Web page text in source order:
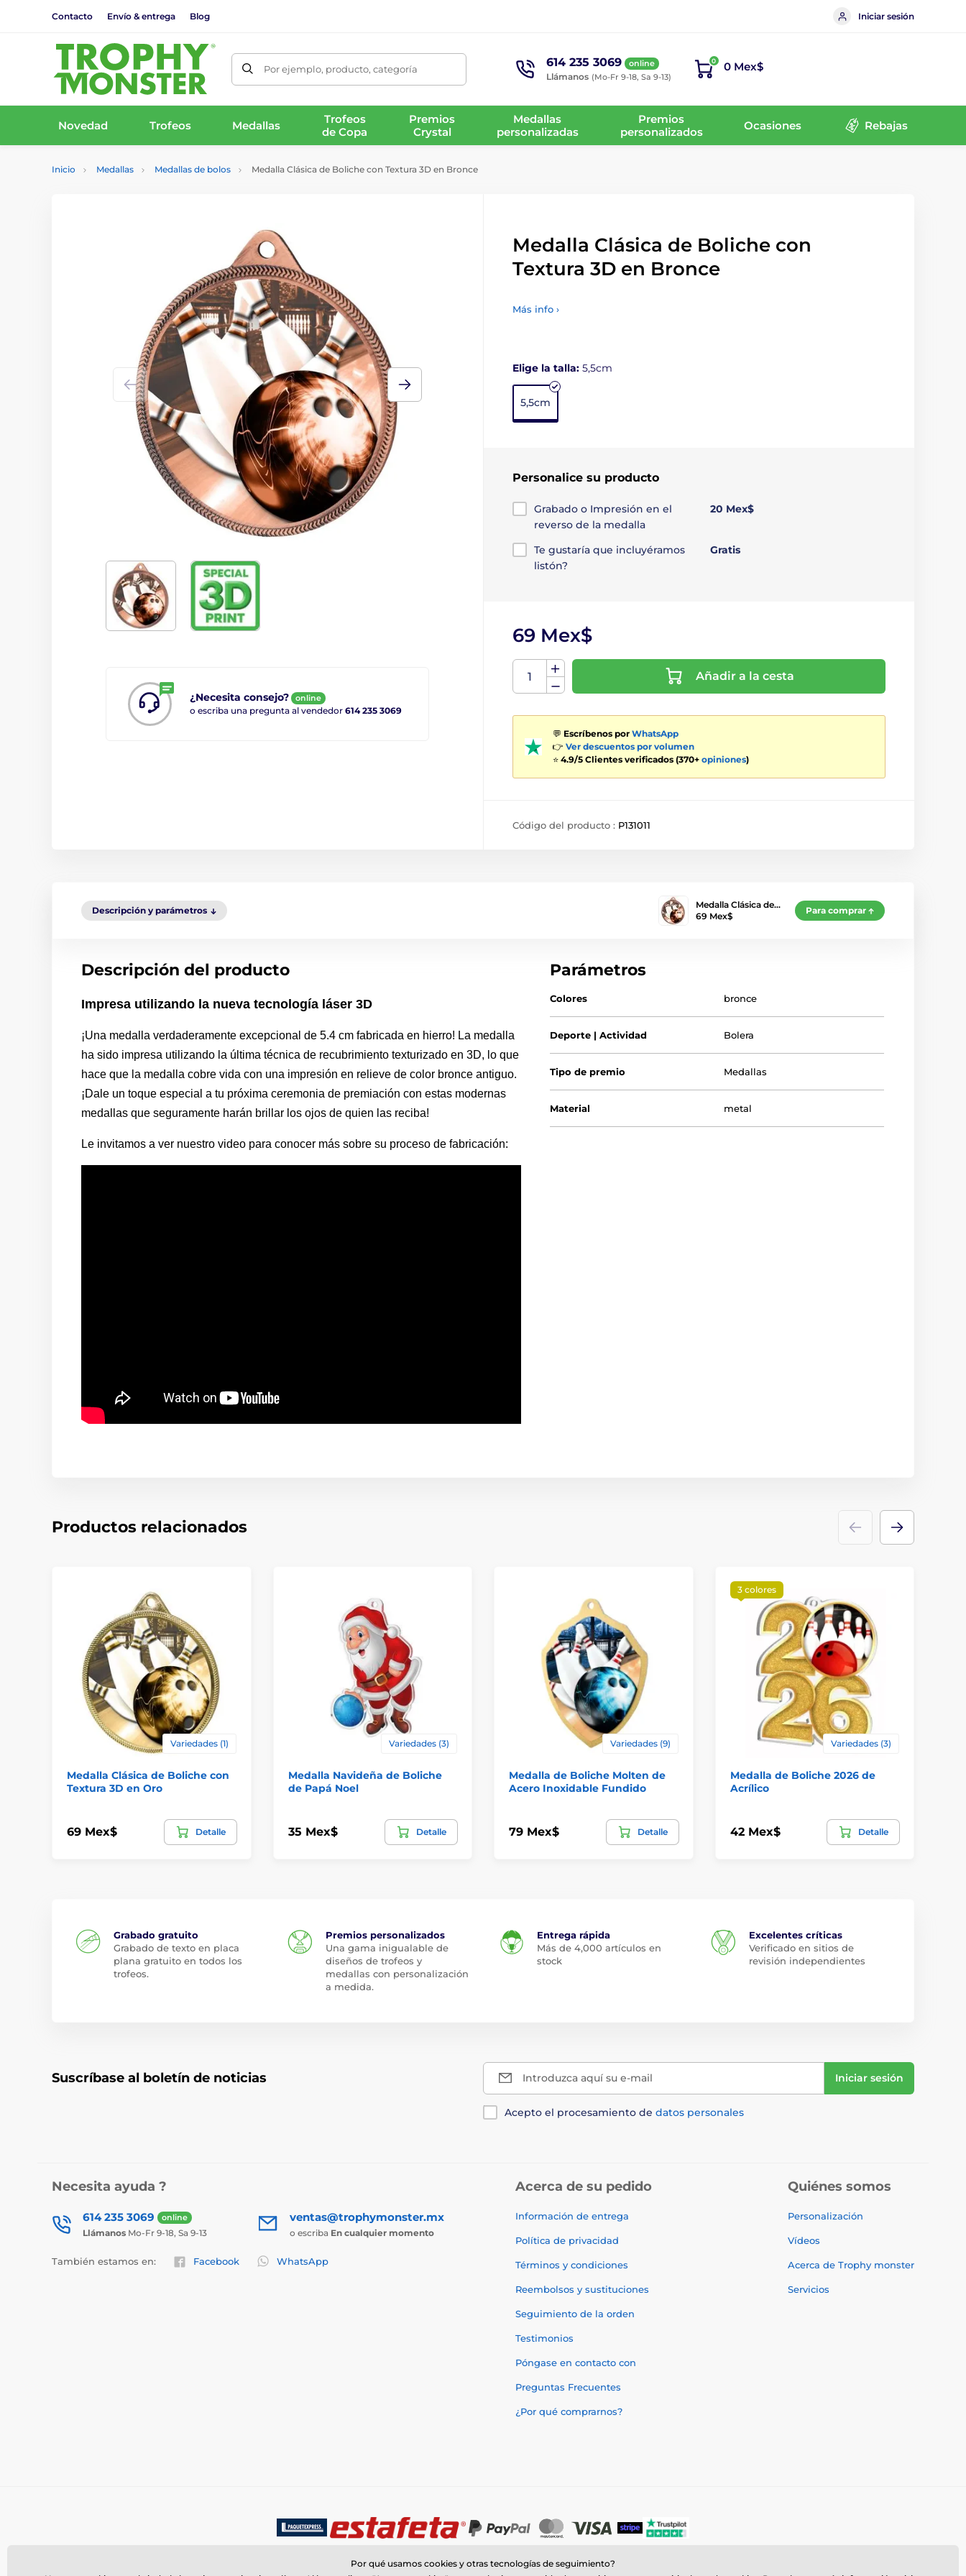
Contacto Envío & entrega Blog Iniciar sesión
Por ejemplo, producto, categoría 614 235 3069 online
Llámanos (Mo-Fr 9-18, Sa 9-13)
0 0 Mex$
Novedad Trofeos Medallas
Trofeos
de Copa
Premios
Crystal
Medallas
personalizadas
Premios
personalizados
Ocasiones Rebajas
Inicio Medallas Medallas de bolos Medalla Clásica de Boliche con Textura 3D en Bronce
¿Necesita consejo? online
o escriba una pregunta al vendedor 614 235 3069
Medalla Clásica de Boliche con
Textura 3D en Bronce
Más info ›
Elige la talla: 5,5cm
5,5cm
Personalice su producto
Grabado o Impresión en el
reverso de la medalla
20 Mex$
Te gustaría que incluyéramos
listón?
Gratis
69 Mex$
Añadir a la cesta
💬 Escríbenos por WhatsApp
👉 Ver descuentos por volumen
⭐ 4.9/5 Clientes verificados (370+ opiniones)
Código del producto : P131011
Descripción y parámetros
Medalla Clásica de…
69 Mex$
Para comprar
Descripción del producto
Impresa utilizando la nueva tecnología láser 3D
¡Una medalla verdaderamente excepcional de 5.4 cm fabricada en hierro! La medalla
ha sido impresa utilizando la última técnica de recubrimiento texturizado en 3D, lo que
hace que la medalla cobre vida con una impresión en relieve de color bronce antiguo.
¡Dale un toque especial a tu próxima ceremonia de premiación con estas modernas
medallas que seguramente harán brillar los ojos de quien las reciba!
Le invitamos a ver nuestro video para conocer más sobre su proceso de fabricación:
Parámetros
Colores bronce
Deporte | Actividad Bolera
Tipo de premio Medallas
Material metal
Productos relacionados
Variedades (1)
Medalla Clásica de Boliche con
Textura 3D en Oro
69 Mex$ Detalle
Variedades (3)
Medalla Navideña de Boliche
de Papá Noel
35 Mex$ Detalle
Variedades (9)
Medalla de Boliche Molten de
Acero Inoxidable Fundido
79 Mex$ Detalle
3 colores
Variedades (3)
Medalla de Boliche 2026 de
Acrílico
42 Mex$ Detalle
Grabado gratuito
Grabado de texto en placa
plana gratuito en todos los
trofeos.
Premios personalizados
Una gama inigualable de
diseños de trofeos y
medallas con personalización
a medida.
Entrega rápida
Más de 4,000 artículos en
stock
Excelentes críticas
Verificado en sitios de
revisión independientes
Suscríbase al boletín de noticias Introduzca aquí su e-mail Iniciar sesión
Acepto el procesamiento de datos personales
Necesita ayuda ?
614 235 3069 online
Llámanos Mo-Fr 9-18, Sa 9-13
ventas@trophymonster.mx
o escriba En cualquier momento
También estamos en: Facebook WhatsApp
Acerca de su pedido
Información de entrega
Política de privacidad
Términos y condiciones
Reembolsos y sustituciones
Seguimiento de la orden
Testimonios
Póngase en contacto con
Preguntas Frecuentes
¿Por qué comprarnos?
Quiénes somos
Personalización
Vídeos
Acerca de Trophy monster
Servicios
Por qué usamos cookies y otras tecnologías de seguimiento?